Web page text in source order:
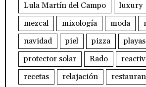
Lula Martín del Campo
luxury
mezcal
mixología moda
navidad
piel pizza playas
protector solar
Rado
recetas
relajación